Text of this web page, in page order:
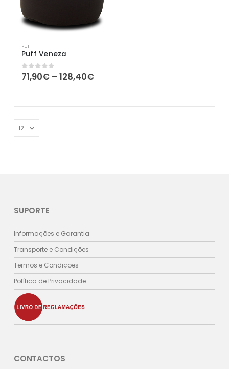
PUFF
Puff Veneza
0out of 5
71,90€ – 128,40€Price
128,40€
SUPORTE
Informações e Garantia
Transporte e Condições
Termos e Condições
Política de Privacidade
CONTACTOS